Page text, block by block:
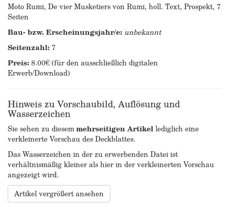
Moto Rumi, De vier Musketiers von Rumi, holl. Text, Prospekt, 7
Seiten
Bau- bzw. Erscheinungsjahr/e: unbekannt
Seitenzahl: 7
Preis:8.00€ (für den ausschließlich digitalen
Erwerb/Download)
Hinweis zu Vorschaubild, Auflösung und
Wasserzeichen
Sie sehen zu diesemmehrseitigen Artikellediglich eine
verkleinerte Vorschau des Deckblattes.
Das Wasserzeichen in der zu erwerbenden Datei ist
verhältnismäßig kleiner als hier in der verkleinerten Vorschau
angezeigt wird.
Artikel vergrößert ansehen